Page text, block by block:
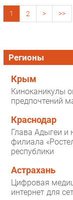
1 2 > >>
Регионы
Крым
Киноканикулы
предпочтений
Краснодар
Глава Адыгеи и
филиала
республики
Астрахань
Цифровая
интернет для